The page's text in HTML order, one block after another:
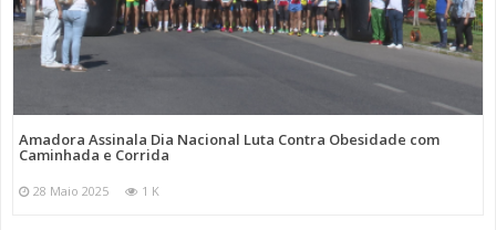
Amadora Assinala Dia Nacional Luta Contra Obesidade com
Caminhada e Corrida
28 Maio 2025 1 K